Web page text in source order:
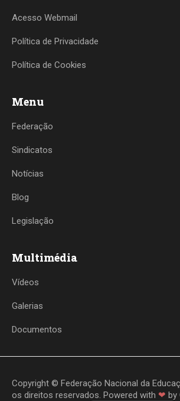
Acesso Webmail
Política de Privacidade
Política de Cookies
Menu
Federação
Sindicatos
Notícias
Blog
Legislação
Multimédia
Vídeos
Galerias
Documentos
Copyright © Federação Nacional da
os direitos reservados. Powered with ❤ by